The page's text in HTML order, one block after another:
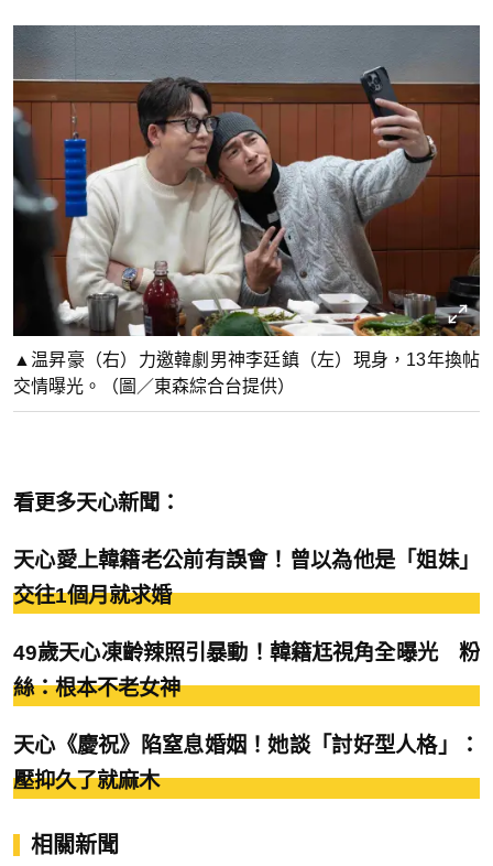
▲温昇豪（右）力邀韓劇男神李廷鎮（左）現身，13年換帖
交情曝光。（圖／東森綜合台提供）
看更多天心新聞：
天心愛上韓籍老公前有誤會！曾以為他是「姐妹」
交往1個月就求婚
49歲天心凍齡辣照引暴動！韓籍尪視角全曝光 粉
絲：根本不老女神
天心《慶祝》陷窒息婚姻！她談「討好型人格」：
壓抑久了就麻木
相關新聞